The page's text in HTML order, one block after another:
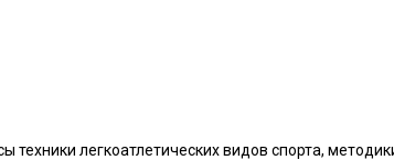
техники легкоатлетических видов спорта,